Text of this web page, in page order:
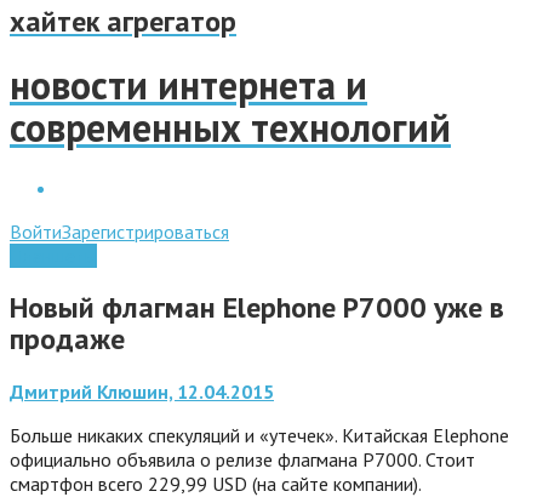
хайтек агрегатор
новости интернета и
современных технологий
ВойтиЗарегистрироваться
Новый флагман Elephone P7000 уже в
продаже
Дмитрий Клюшин, 12.04.2015
Больше никаких спекуляций и «утечек». Китайская Elephone
официально объявила о релизе флагмана P7000. Стоит
смартфон всего 229,99 USD (на сайте компании).